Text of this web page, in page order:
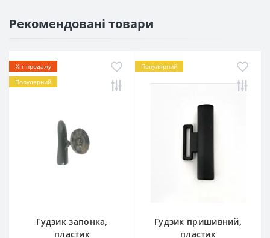
Рекомендовані товари
Хіт продажу
Популярний
Гудзик запонка,
пластик
Популярний
Гудзик пришивний,
пластик